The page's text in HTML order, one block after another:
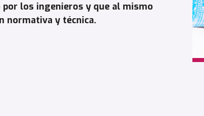
por los ingenieros y que al mismo
normativa y técnica.